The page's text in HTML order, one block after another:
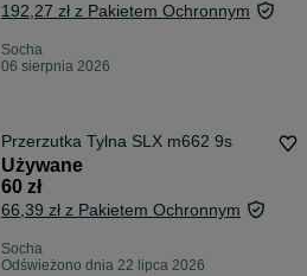
192,27 zł z Pakietem Ochronnym
Socha
06 sierpnia 2026
Przerzutka Tylna SLX m662 9s
Używane
60 zł
66,39 zł z Pakietem Ochronnym
Socha
Odświeżono dnia 22 lipca 2026